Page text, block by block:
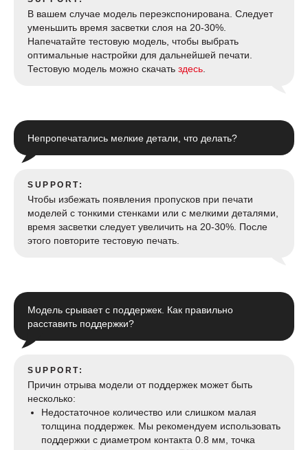
В вашем случае модель переэкспонирована. Следует
уменьшить время засветки слоя на 20-30%.
Напечатайте тестовую модель, чтобы выбрать
оптимальные настройки для дальнейшей печати.
Тестовую модель можно скачать здесь
Непропечатались мелкие детали, что делать?
SUPPORT:
Чтобы избежать появления пропусков при печати
моделей с тонкими стенками или с мелкими деталями,
время засветки следует увеличить на 20-30%. После
этого повторите тестовую печать.
Модель срывает с поддержек. Как правильно
расставить поддержки?
SUPPORT:
Причин отрыва модели от поддержек может быть
несколько:
Недостаточное количество или слишком малая
толщина поддержек. Мы рекомендуем использовать
поддержки с диаметром контакта 0.8 мм, точка